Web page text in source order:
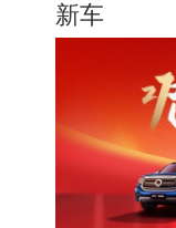
新车